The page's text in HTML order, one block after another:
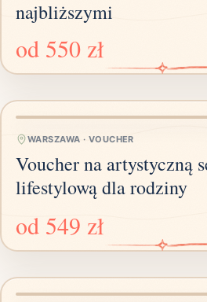
najbliższymi
od 550 zł
WARSZAWA · VOUCHER
Voucher na artystyczną
lifestylową dla rodziny
od 549 zł